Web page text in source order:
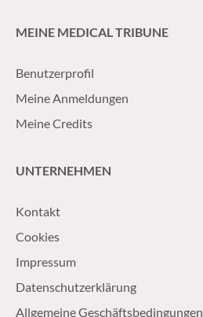
MEINE MEDICAL TRIBUNE
Benutzerprofil
Meine Anmeldungen
Meine Credits
UNTERNEHMEN
Kontakt
Cookies
Impressum
Datenschutzerklärung
Allgemeine Geschäftsbedingungen